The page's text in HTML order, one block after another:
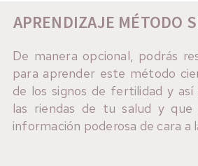
APRENDIZAJE MÉTODO
De manera opcional, podrás
para aprender este método
de los signos de fertilidad y
las riendas de tu salud y que
información poderosa de cara a